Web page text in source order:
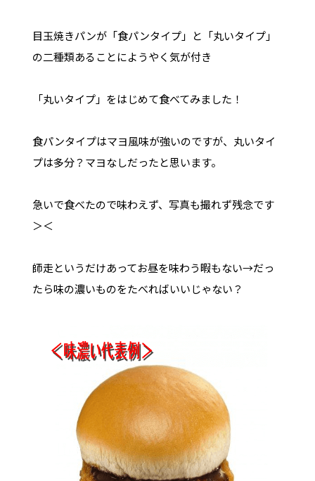
目玉焼きパンが「食パンタイプ」と「丸いタイプ」
の二種類あることにようやく気が付き
「丸いタイプ」をはじめて食べてみました！
食パンタイプはマヨ風味が強いのですが、丸いタイ
プは多分？マヨなしだったと思います。
急いで食べたので味わえず、写真も撮れず残念です
＞＜
師走というだけあってお昼を味わう暇もない→だっ
たら味の濃いものをたべればいいじゃない？